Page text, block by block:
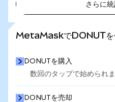
さらに
MetaMaskでDONUTを
DONUTを購入
数回のタップで始められま
DONUTを売却